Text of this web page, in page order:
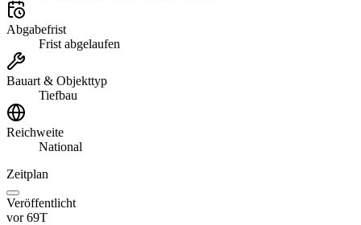
Abgabefrist
Frist abgelaufen
Bauart & Objekttyp
Tiefbau
Reichweite
National
Zeitplan
Veröffentlicht
vor 69T